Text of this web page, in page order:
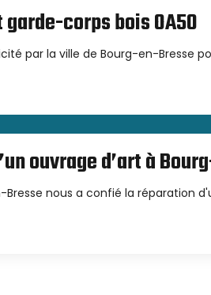
corps bois OA50
par la ville de Bourg-en-Bresse
ouvrage d’art à
Bresse nous a confié la réparation